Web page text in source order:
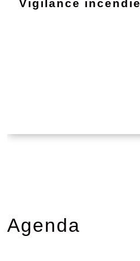
Vigilance incendie
Agenda